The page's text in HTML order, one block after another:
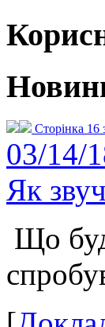
Сторінка 16
03/14/
Як
Що